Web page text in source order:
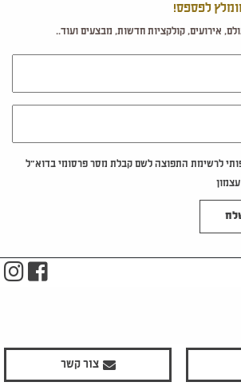
לפספס!
אירועים, קולקציות חדשות, מבצעים ועוד..
לרשימת התפוצה לשם קבלת מסר פרסומי בדוא"ל
צור קשר